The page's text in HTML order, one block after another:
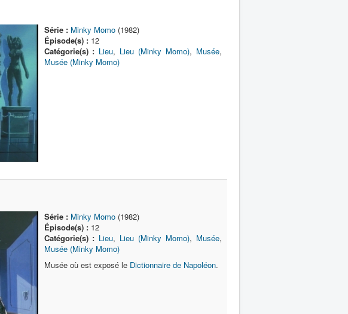
Série : Minky Momo(1982)
Épisode(s) :12
Catégorie(s) : Lieu, Lieu (Minky Momo), Musée,
Musée (Minky Momo)
Série : Minky Momo(1982)
Épisode(s) :12
Catégorie(s) : Lieu, Lieu (Minky Momo), Musée,
Musée (Minky Momo)
Musée où est exposé le Dictionnaire de Napoléon.